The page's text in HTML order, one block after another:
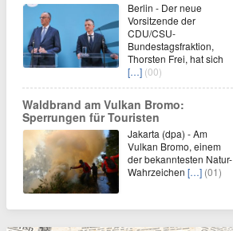
Berlin - Der neue
Vorsitzende der
CDU/CSU-
Bundestagsfraktion,
Thorsten Frei, hat sich
[…] (00)
Waldbrand am Vulkan Bromo:
Sperrungen für Touristen
Jakarta (dpa) - Am
Vulkan Bromo, einem
der bekanntesten Natur-
Wahrzeichen […] (01)